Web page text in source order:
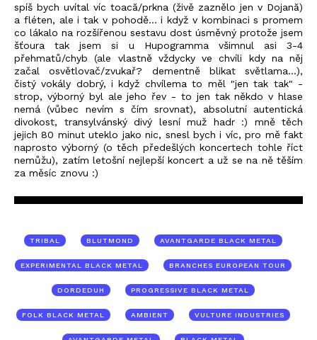
spíš bych uvítal víc toacă/prkna (živě zaznělo jen v Dojană)
a fléten, ale i tak v pohodě... i když v kombinaci s promem
co lákalo na rozšířenou sestavu dost úsměvný protože jsem
šťoura tak jsem si u Hupogramma všimnul asi 3-4
přehmatů/chyb (ale vlastně vždycky ve chvíli kdy na něj
začal osvětlovač/zvukař? dementně blikat světlama...),
čistý vokály dobrý, i když chvílema to měl "jen tak tak" -
strop, výborný byl ale jeho řev - to jen tak někdo v hlase
nemá (vůbec nevím s čím srovnat), absolutní autentická
divokost, transylvánský divý lesní muž hadr :) mně těch
jejich 80 minut uteklo jako nic, snesl bych i víc, pro mě fakt
naprosto výborný (o těch předešlých koncertech tohle říct
nemůžu), zatím letošní nejlepší koncert a už se na ně těším
za měsíc znovu :)
TRIBAL BLUTMOND AVANTGARDE BLACK METAL
EXPERIMENTAL BLACK METAL BRANCHES EUROPEAN TOUR
DORDEDUH PROGRESSIVE BLACK METAL
FOLK BLACK METAL AMBIENT VULTURE INDUSTRIES